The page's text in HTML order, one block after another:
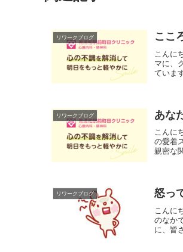
リワークブログ ここ
こんに
マに、
ていま
リワークブログ あな
こんに
の愛着
親密な
リワークブログ 怒っ
こんに
のなか
に、皆